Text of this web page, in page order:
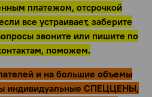
платежом, отсрочкой
все устраивает, заберите
звоните или пишите по
поможем.
и на большие объемы
индивидуальные СПЕЦЦЕНЫ,